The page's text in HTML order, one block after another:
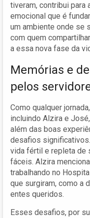
tiveram, contribui para
emocional que é
um ambiente onde se
com quem
a essa nova fase da
Memórias e
pelos
Como qualquer
incluindo Alzira e
além das boas
desafios
vida fértil e repleta de
fáceis. Alzira
trabalhando no
que surgiram, como a
entes queridos.
Esses desafios, por